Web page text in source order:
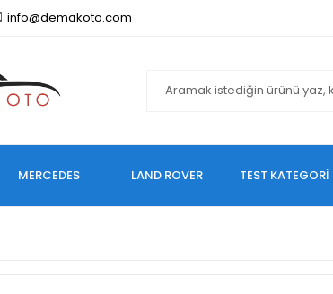
info@demakoto.com
MERCEDES LAND ROVER TEST KATEGORİ